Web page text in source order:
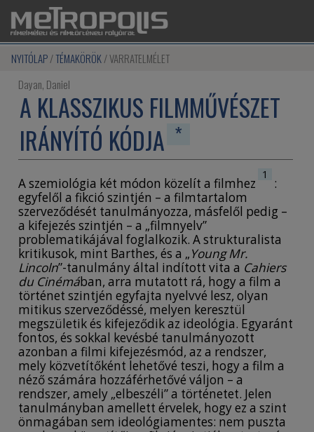
NYITÓLAP TÉMAKÖRÖK VARRATELMÉLET
Dayan, Daniel
A KLASSZIKUS FILMMŰVÉSZET
IRÁNYÍTÓ KÓDJA *
A szemiológia két módon közelít a filmhez
1
:
egyfelől a fikció szintjén – a filmtartalom
szerveződését tanulmányozza, másfelől pedig –
a kifejezés szintjén – a „filmnyelv”
problematikájával foglalkozik. A strukturalista
kritikusok, mint Barthes, és a „Young Mr.
Lincoln”-tanulmány által indított vita a Cahiers
du Cinémában, arra mutatott rá, hogy a film a
történet szintjén egyfajta nyelvvé lesz, olyan
mitikus szerveződéssé, melyen keresztül
megszületik és kifejeződik az ideológia. Egyaránt
fontos, és sokkal kevésbé tanulmányozott
azonban a filmi kifejezésmód, az a rendszer,
mely közvetítőként lehetővé teszi, hogy a film a
néző számára hozzáférhetővé váljon – a
rendszer, amely „elbeszéli” a történetet. Jelen
tanulmányban amellett érvelek, hogy ez a szint
önmagában sem ideológiamentes: nem puszta